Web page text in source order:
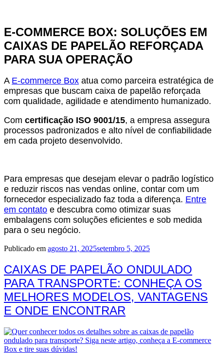
E-COMMERCE BOX: SOLUÇÕES EM
CAIXAS DE PAPELÃO REFORÇADA
PARA SUA OPERAÇÃO
A E-commerce Box atua como parceira estratégica de
empresas que buscam caixa de papelão reforçada
com qualidade, agilidade e atendimento humanizado.
Com certificação ISO 9001/15, a empresa assegura
processos padronizados e alto nível de confiabilidade
em cada projeto desenvolvido.
Para empresas que desejam elevar o padrão logístico
e reduzir riscos nas vendas online, contar com um
fornecedor especializado faz toda a diferença. Entre
em contato e descubra como otimizar suas
embalagens com soluções eficientes e sob medida
para o seu negócio.
Publicado em agosto 21, 2025setembro 5, 2025
CAIXAS DE PAPELÃO ONDULADO
PARA TRANSPORTE: CONHEÇA OS
MELHORES MODELOS, VANTAGENS
E ONDE ENCONTRAR